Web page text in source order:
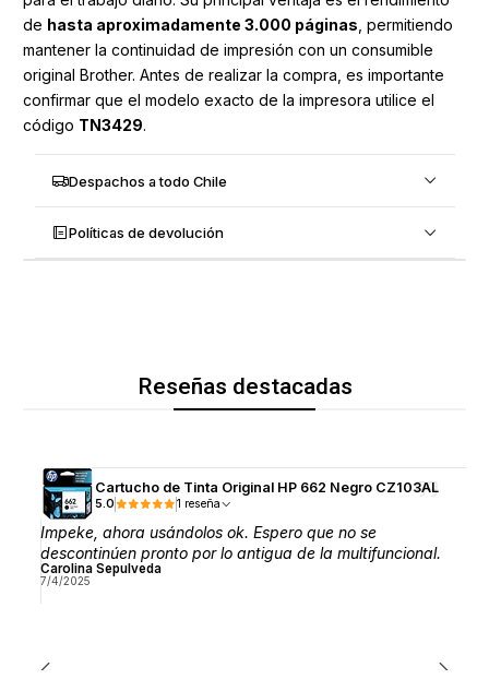
de hasta aproximadamente 3.000 páginas , permitiendo
mantener la continuidad de impresión con un consumible
original Brother. Antes de realizar la compra, es importante
confirmar que el modelo exacto de la impresora utilice el
código TN3429.
Despachos a todo Chile
Políticas de devolución
Reseñas destacadas
Cartucho de Tinta Original HP 662 Negro CZ103AL
5.0 1 reseña
Impeke, ahora usándolos ok. Espero que no se
descontinúen pronto por lo antigua de la multifuncional.
Carolina Sepulveda
7/4/2025